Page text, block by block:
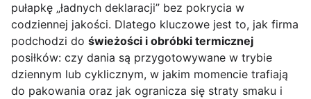
pułapkę „ładnych deklaracji” bez pokrycia w
codziennej jakości. Dlatego kluczowe jest to, jak firma
podchodzi do świeżości i obróbki termicznej
posiłków: czy dania są przygotowywane w trybie
dziennym lub cyklicznym, w jakim momencie trafiają
do pakowania oraz jak ogranicza się straty smaku i